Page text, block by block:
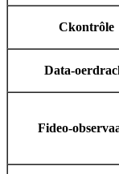
Ckontrôle
Data-
Fideo-